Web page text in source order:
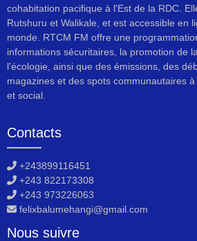
cohabitation pacifique à l'Est de la RDC.
Rutshuru et Walikale, et est accessible en
monde. RTCM FM offre une
informations sécuritaires, la promotion de
l'écologie, ainsi que des émissions, des
magazines et des spots communautaires
et social.
Contacts
+243899116451
+243 822173308
+243 973226063
felixbalumehangi@gmail.com
Nous suivre